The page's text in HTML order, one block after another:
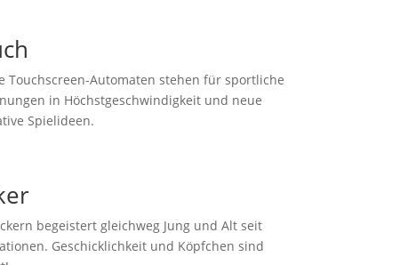
Touchscreen-Automaten stehen für sportliche
in Höchstgeschwindigkeit und neue
Spielideen.
begeistert gleichweg Jung und Alt seit
Geschicklichkeit und Köpfchen sind